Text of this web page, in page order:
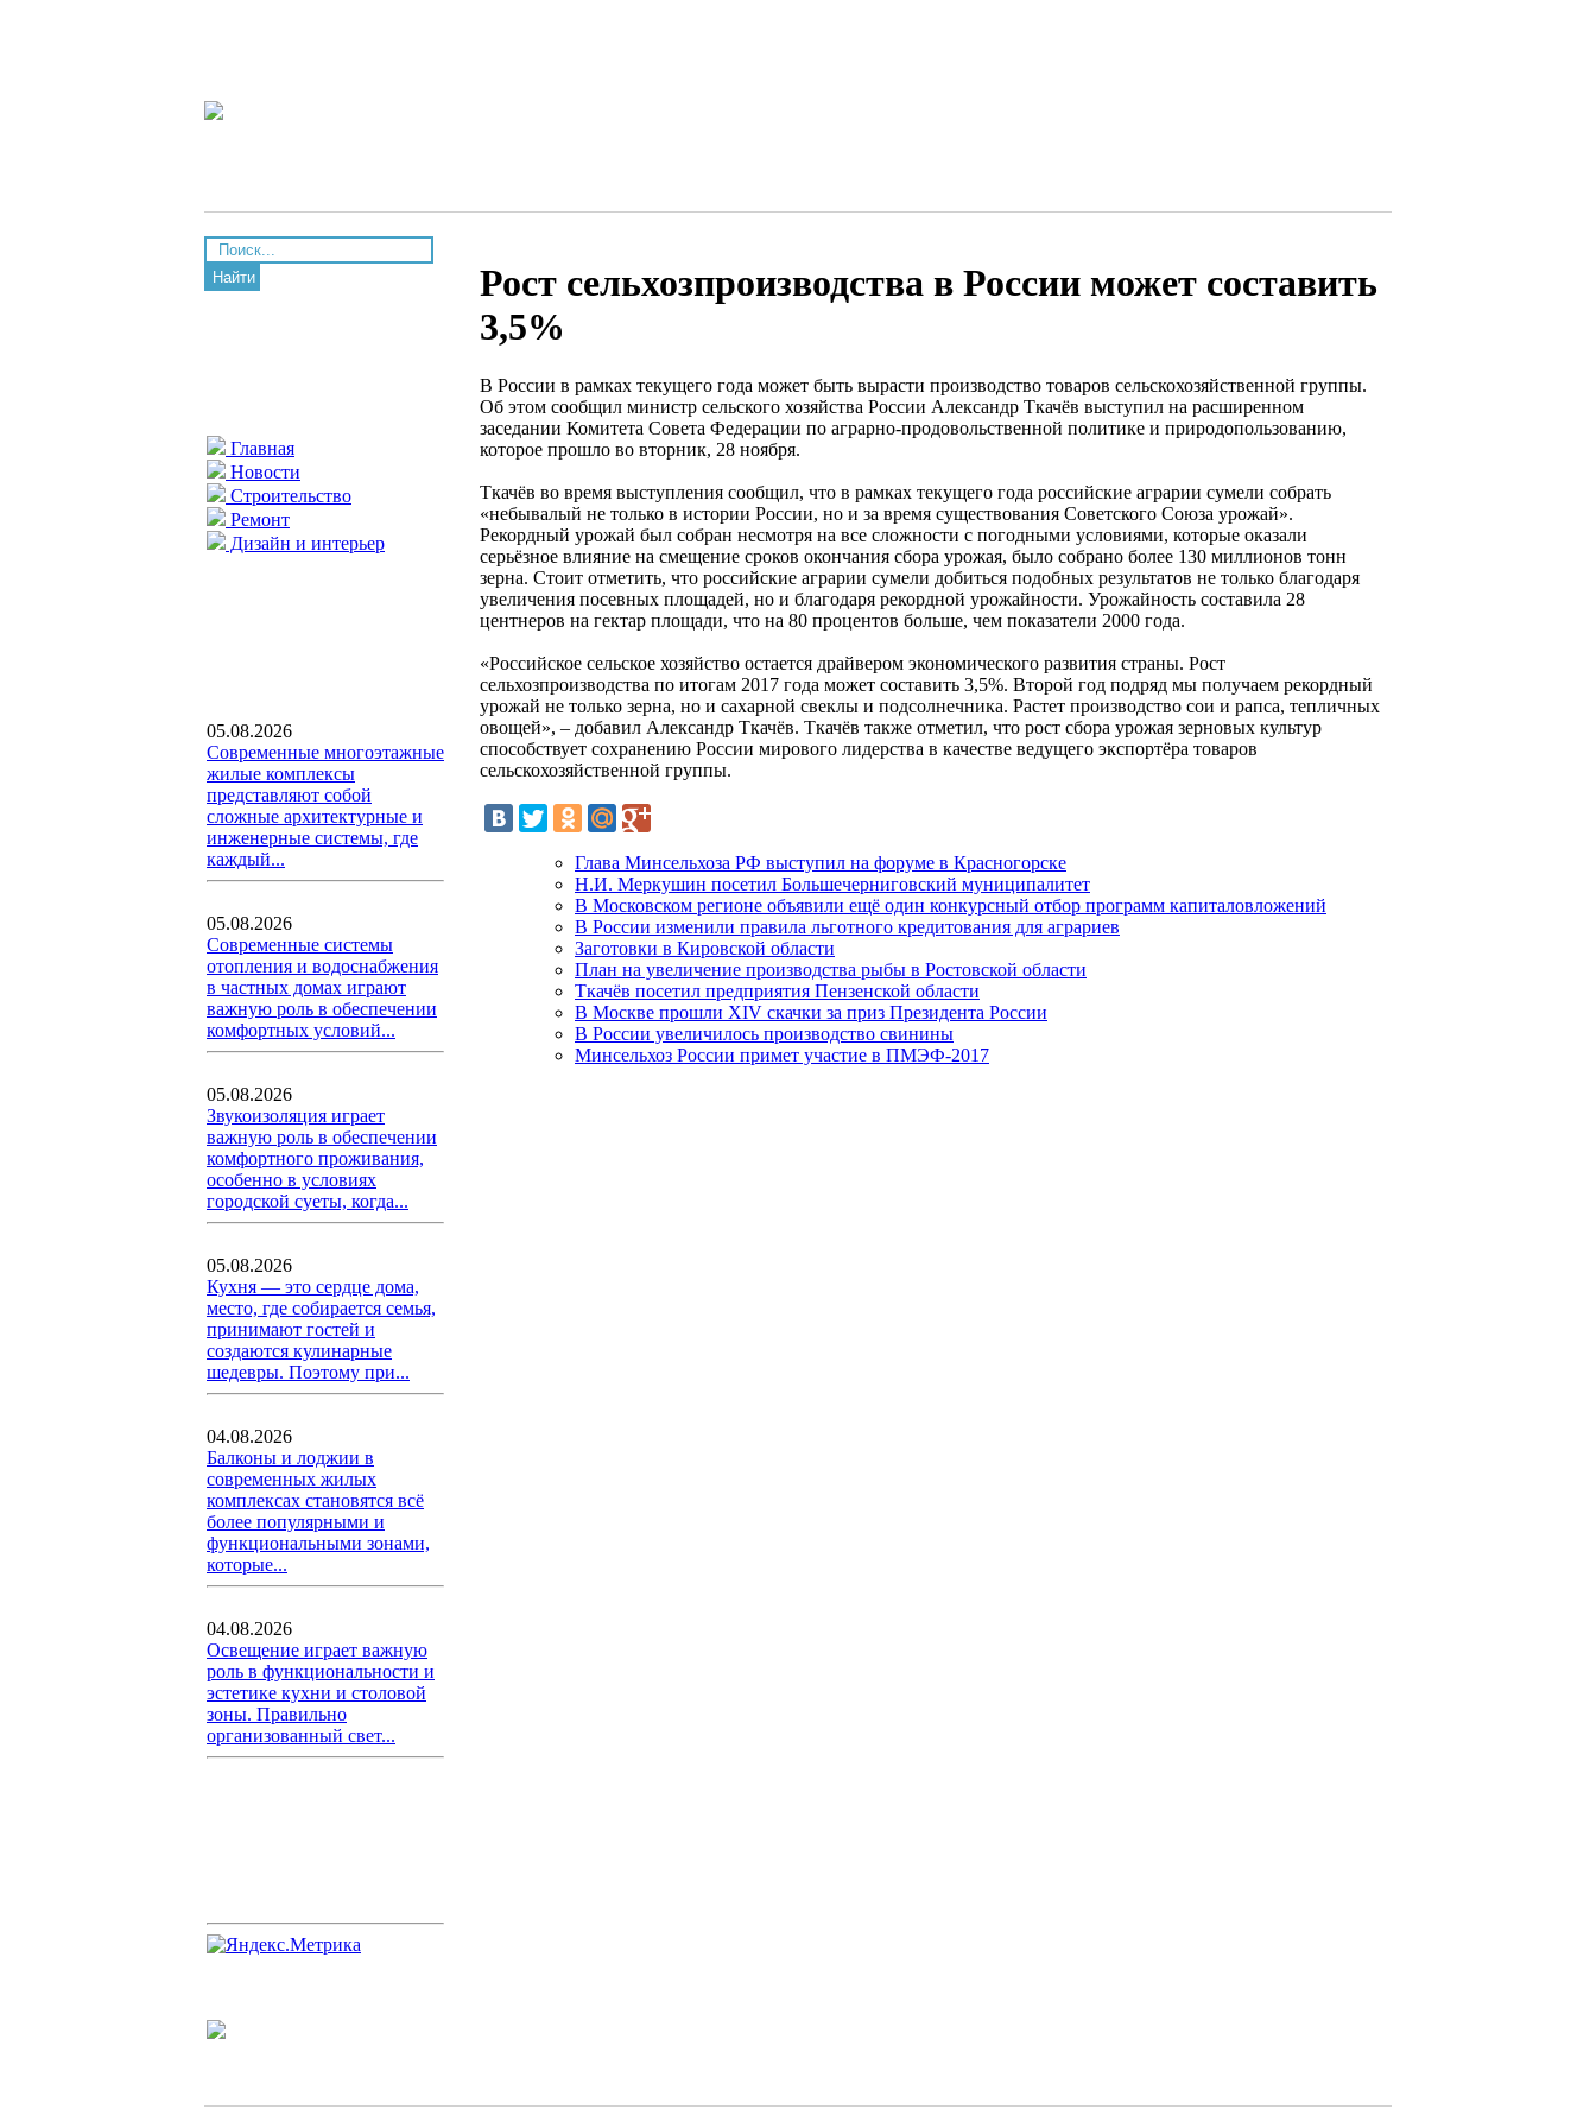
Найти
Главная
Новости
Строительство
Ремонт
Дизайн и интерьер
05.08.2026
Современные многоэтажные
жилые комплексы
представляют собой
сложные архитектурные и
инженерные системы, где
каждый...
05.08.2026
Современные системы
отопления и водоснабжения
в частных домах играют
важную роль в обеспечении
комфортных условий...
05.08.2026
Звукоизоляция играет
важную роль в обеспечении
комфортного проживания,
особенно в условиях
городской суеты, когда...
05.08.2026
Кухня — это сердце дома,
место, где собирается семья,
принимают гостей и
создаются кулинарные
шедевры. Поэтому при...
04.08.2026
Балконы и лоджии в
современных жилых
комплексах становятся всё
более популярными и
функциональными зонами,
которые...
04.08.2026
Освещение играет важную
роль в функциональности и
эстетике кухни и столовой
зоны. Правильно
организованный свет...
Рост сельхозпроизводства в России может составить
3,5%
В России в рамках текущего года может быть вырасти производство товаров сельскохозяйственной группы.
Об этом сообщил министр сельского хозяйства России Александр Ткачёв выступил на расширенном
заседании Комитета Совета Федерации по аграрно-продовольственной политике и природопользованию,
которое прошло во вторник, 28 ноября.
Ткачёв во время выступления сообщил, что в рамках текущего года российские аграрии сумели собрать
«небывалый не только в истории России, но и за время существования Советского Союза урожай».
Рекордный урожай был собран несмотря на все сложности с погодными условиями, которые оказали
серьёзное влияние на смещение сроков окончания сбора урожая, было собрано более 130 миллионов тонн
зерна. Стоит отметить, что российские аграрии сумели добиться подобных результатов не только благодаря
увеличения посевных площадей, но и благодаря рекордной урожайности. Урожайность составила 28
центнеров на гектар площади, что на 80 процентов больше, чем показатели 2000 года.
«Российское сельское хозяйство остается драйвером экономического развития страны. Рост
сельхозпроизводства по итогам 2017 года может составить 3,5%. Второй год подряд мы получаем рекордный
урожай не только зерна, но и сахарной свеклы и подсолнечника. Растет производство сои и рапса, тепличных
овощей», – добавил Александр Ткачёв. Ткачёв также отметил, что рост сбора урожая зерновых культур
способствует сохранению России мирового лидерства в качестве ведущего экспортёра товаров
сельскохозяйственной группы.
Глава Минсельхоза РФ выступил на форуме в Красногорске
Н.И. Меркушин посетил Большечерниговский муниципалитет
В Московском регионе объявили ещё один конкурсный отбор программ капиталовложений
В России изменили правила льготного кредитования для аграриев
Заготовки в Кировской области
План на увеличение производства рыбы в Ростовской области
Ткачёв посетил предприятия Пензенской области
В Москве прошли XIV скачки за приз Президента России
В России увеличилось производство свинины
Минсельхоз России примет участие в ПМЭФ-2017